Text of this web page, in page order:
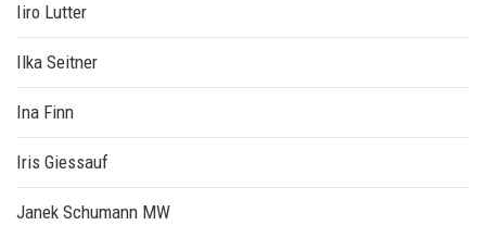
Iiro Lutter
Ilka Seitner
Ina Finn
Iris Giessauf
Janek Schumann MW